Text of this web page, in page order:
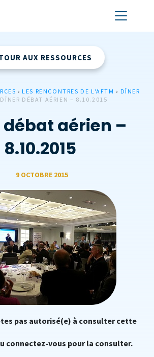
AUX RESSOURCES
› LES RENCONTRES DE L'AFTM › DÎNER
DÎNER DÉBAT AÉRIEN – 8.10.2015
aérien –
8.10.2015
9 OCTOBRE 2015
pas autorisé(e) à consulter cette
connectez-vous pour la consulter.